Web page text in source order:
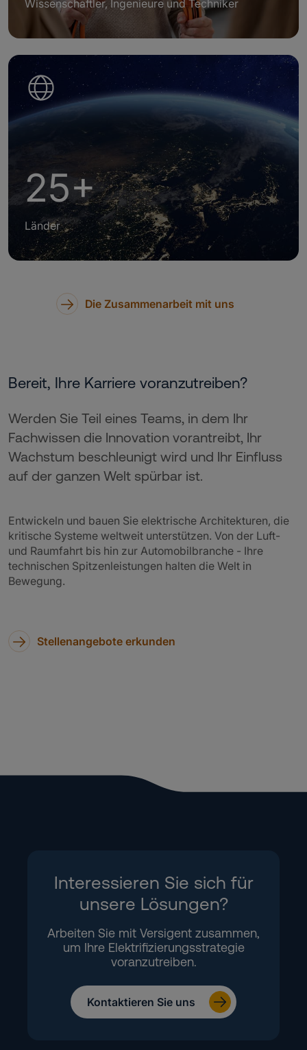
Wissenschaftler, Ingenieure und Techniker
25+
Länder
Die Zusammenarbeit mit uns
Bereit, Ihre Karriere voranzutreiben?
Werden Sie Teil eines Teams, in dem Ihr
Fachwissen die Innovation vorantreibt, Ihr
Wachstum beschleunigt wird und Ihr Einfluss
auf der ganzen Welt spürbar ist.
Entwickeln und bauen Sie elektrische Architekturen, die
kritische Systeme weltweit unterstützen. Von der Luft-
und Raumfahrt bis hin zur Automobilbranche - Ihre
technischen Spitzenleistungen halten die Welt in
Bewegung.
Stellenangebote erkunden
Interessieren Sie sich für
unsere Lösungen?
Arbeiten Sie mit Versigent zusammen,
um Ihre Elektrifizierungsstrategie
voranzutreiben.
Kontaktieren Sie uns